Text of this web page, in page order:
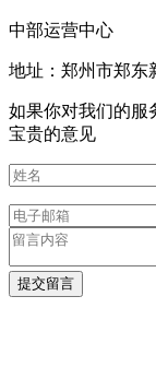
中部运营中心
地址：郑州市郑东
如果你对我们的服
宝贵的意见
提交留言